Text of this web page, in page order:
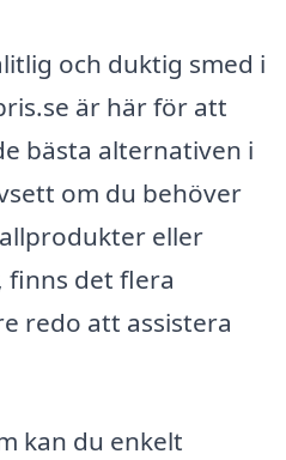
och duktig smed i
är här för att
bästa alternativen i
om du behöver
eller
finns det flera
redo att assistera
kan du enkelt